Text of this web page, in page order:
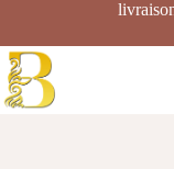
contenu